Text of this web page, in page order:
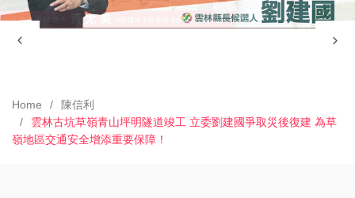
Home
陳信利
雲林古坑草嶺青山坪明隧道竣工 立委劉建國爭取災後復建 為草
嶺地區交通安全增添重要保障！